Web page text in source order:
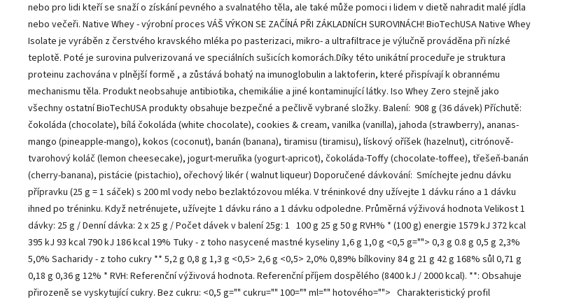
nebo pro lidi kteří se snaží o získání pevného a svalnatého těla, ale také může pomoci i lidem v dietě nahradit malé jídla
nebo večeři. Native Whey - výrobní proces VÁŠ VÝKON SE ZAČÍNÁ PŘI ZÁKLADNÍCH SUROVINÁCH! BioTechUSA Native Whey
Isolate je vyráběn z čerstvého kravského mléka po pasterizaci, mikro- a ultrafiltrace je výlučně prováděna při nízké
teplotě. Poté je surovina pulverizovaná ve speciálních sušicích komorách.Díky této unikátní proceduře je struktura
proteinu zachována v plnější formě , a zůstává bohatý na imunoglobulin a laktoferin, které přispívají k obrannému
mechanismu těla. Produkt neobsahuje antibiotika, chemikálie a jiné kontaminující látky. Iso Whey Zero stejně jako
všechny ostatní BioTechUSA produkty obsahuje bezpečné a pečlivě vybrané složky. Balení: 908 g (36 dávek) Příchutě:
čokoláda (chocolate), bílá čokoláda (white chocolate), cookies & cream, vanilka (vanilla), jahoda (strawberry), ananas-
mango (pineapple-mango), kokos (coconut), banán (banana), tiramisu (tiramisu), lískový oříšek (hazelnut), citrónově-
tvarohový koláč (lemon cheesecake), jogurt-meruňka (yogurt-apricot), čokoláda-Toffy (chocolate-toffee), třešeň-banán
(cherry-banana), pistácie (pistachio), ořechový likér ( walnut liqueur) Doporučené dávkování: Smíchejte jednu dávku
přípravku (25 g = 1 sáček) s 200 ml vody nebo bezlaktózovou mléka. V tréninkové dny užívejte 1 dávku ráno a 1 dávku
ihned po tréninku. Když netrénujete, užívejte 1 dávku ráno a 1 dávku odpoledne. Průměrná výživová hodnota Velikost 1
dávky: 25 g / Denní dávka: 2 x 25 g / Počet dávek v balení 25g: 1 100 g 25 g 50 g RVH% * (100 g) energie 1579 kJ 372 kcal
395 kJ 93 kcal 790 kJ 186 kcal 19% Tuky - z toho nasycené mastné kyseliny 1,6 g 1,0 g <0,5 g=""> 0,3 g 0.8 g 0,5 g 2,3%
5,0% Sacharidy - z toho cukry ** 5,2 g 0,8 g 1,3 g <0,5> 2,6 g <0,5> 2,0% 0,89% bílkoviny 84 g 21 g 42 g 168% sůl 0,71 g
0,18 g 0,36 g 12% * RVH: Referenční výživová hodnota. Referenční příjem dospělého (8400 kJ / 2000 kcal). **: Obsahuje
přirozeně se vyskytující cukry. Bez cukru: <0,5 g="" cukru="" 100="" ml="" hotového=""> Charakteristický profil